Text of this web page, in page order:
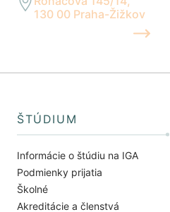
130 00 Praha-Žižkov
ŠTÚDIUM
Informácie o štúdiu na IGA
Podmienky prijatia
Školné
Akreditácie a členstvá